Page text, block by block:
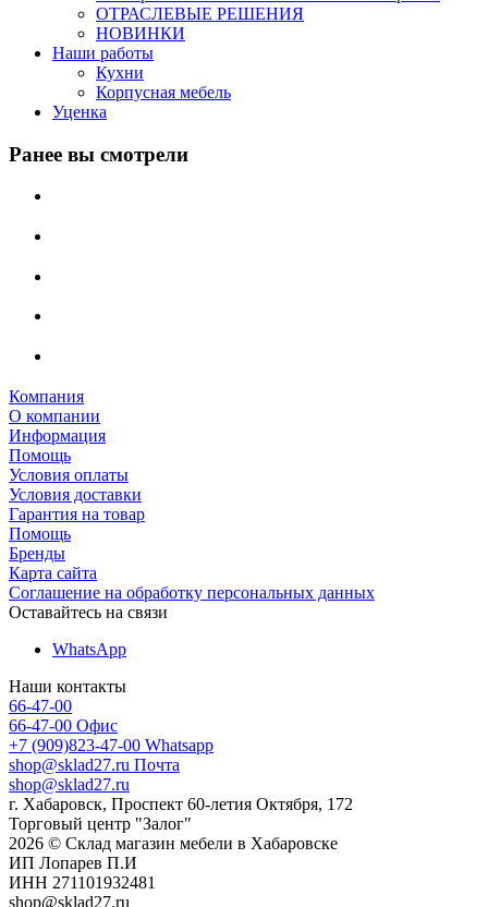
ОТРАСЛЕВЫЕ РЕШЕНИЯ
НОВИНКИ
Наши работы
Кухни
Корпусная мебель
Уценка
Ранее вы смотрели
Компания
О компании
Информация
Помощь
Условия оплаты
Условия доставки
Гарантия на товар
Помощь
Бренды
Карта сайта
Соглашение на обработку персональных данных
Оставайтесь на связи
WhatsApp
Наши контакты
66-47-00
66-47-00 Офис
+7 (909)823-47-00 Whatsapp
shop@sklad27.ru Почта
shop@sklad27.ru
г. Хабаровск, Проспект 60-летия Октября, 172
Торговый центр "Залог"
2026 © Склад магазин мебели в Хабаровске
ИП Лопарев П.И
ИНН 271101932481
shop@sklad27.ru